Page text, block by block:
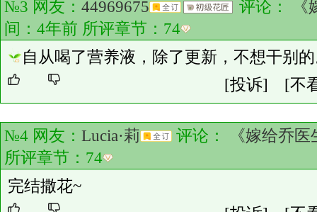
№3 网友： 44969675 评论：
间：4年前 所评章节： 74
自从喝了营养液，除了更新，不想干别
[投诉]
[不
№4 网友： Lucia·莉 评论：
《嫁给乔医
所评章节： 74
完结撒花~